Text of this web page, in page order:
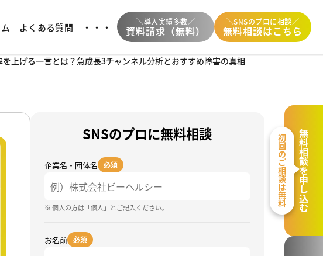
よくある質問 ・・・ ＼導入実績多数／
資料請求（無料）
＼SNSのプロに相談／
無料相談はこちら
を上げる一言とは？急成長3チャンネル分析とおすすめ障害の真相
SNSのプロに無料相談
企業名・団体名 必須
※ 個人の方は「個人」とご記入ください。
お名前 必須
無料相談を申し込む
初回のご相談は無料